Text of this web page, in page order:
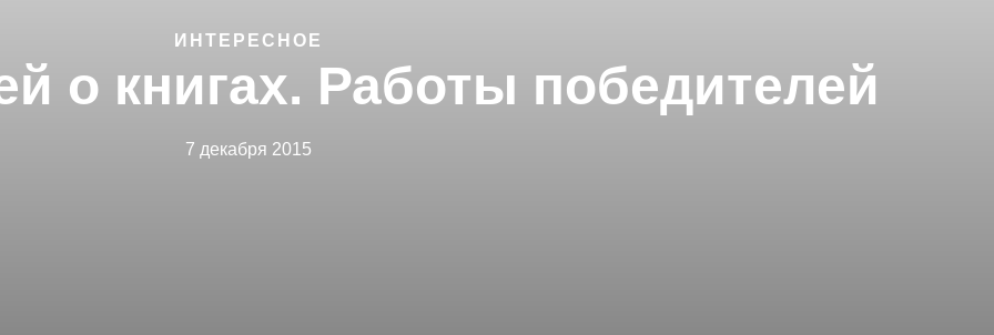
ИНТЕРЕСНОЕ
о книгах. Работы победителей
7 декабря 2015